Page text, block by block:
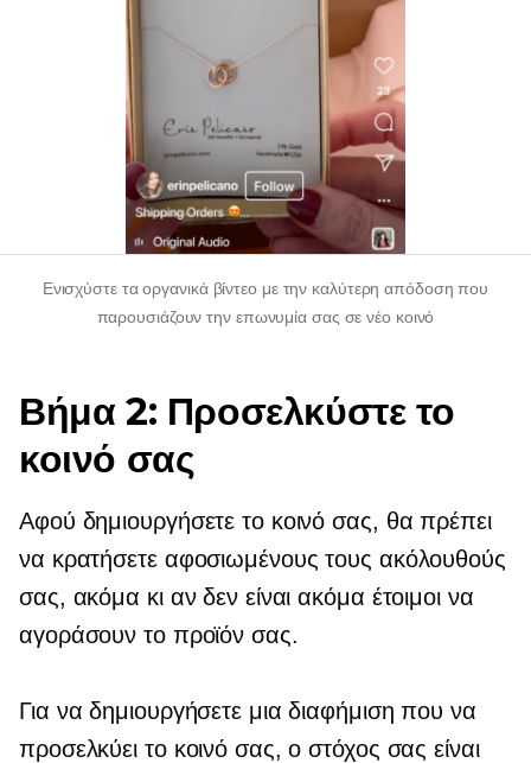
Ενισχύστε τα οργανικά βίντεο με την καλύτερη απόδοση που
παρουσιάζουν την επωνυμία σας σε νέο κοινό
Βήμα 2: Προσελκύστε το
κοινό σας
Αφού δημιουργήσετε το κοινό σας, θα πρέπει
να κρατήσετε αφοσιωμένους τους ακόλουθούς
σας, ακόμα κι αν δεν είναι ακόμα έτοιμοι να
αγοράσουν το προϊόν σας.
Για να δημιουργήσετε μια διαφήμιση που να
προσελκύει το κοινό σας, ο στόχος σας είναι